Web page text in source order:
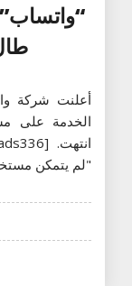
أعلنت شركة
الخدمة على
"لم يتمكن